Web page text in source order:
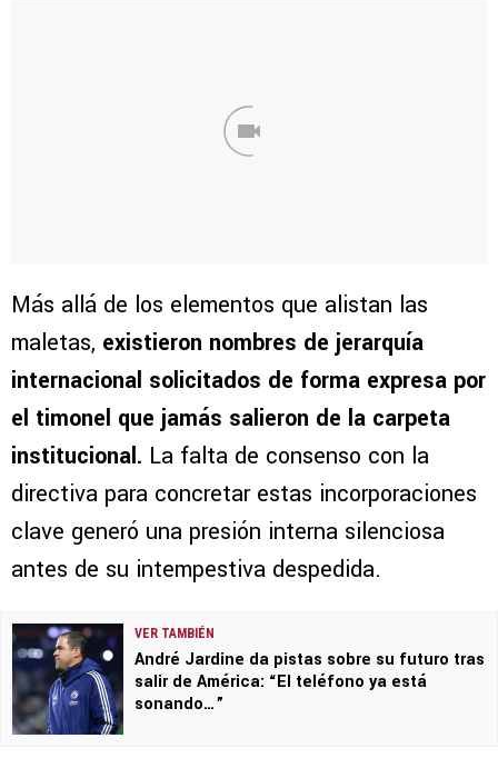
Más allá de los elementos que alistan las
maletas, existieron nombres de jerarquía
internacional solicitados de forma expresa por
el timonel que jamás salieron de la carpeta
institucional. La falta de consenso con la
directiva para concretar estas incorporaciones
clave generó una presión interna silenciosa
antes de su intempestiva despedida.
VER TAMBIÉN
André Jardine da pistas sobre su futuro tras
salir de América: “El teléfono ya está
sonando…”